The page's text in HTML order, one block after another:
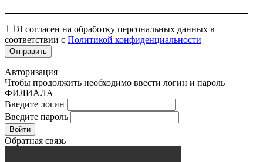
Я согласен на обработку персональных данных в
соответствии с Политикой конфиденциальности
Авторизация
Чтобы продолжить необходимо ввести логин и пароль
ФИЛИАЛА
Введите логин
Введите пароль
Войти
Обратная связь